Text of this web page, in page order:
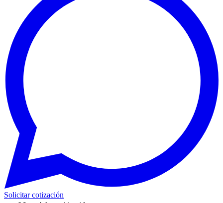
Solicitar cotización